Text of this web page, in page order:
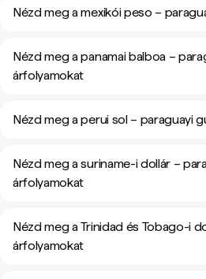
Nézd meg a mexikói peso –
Nézd meg a panamai balboa –
árfolyamokat
Nézd meg a perui sol – paraguayi
Nézd meg a suriname-i dollár –
árfolyamokat
Nézd meg a Trinidad és Tobago-i
árfolyamokat